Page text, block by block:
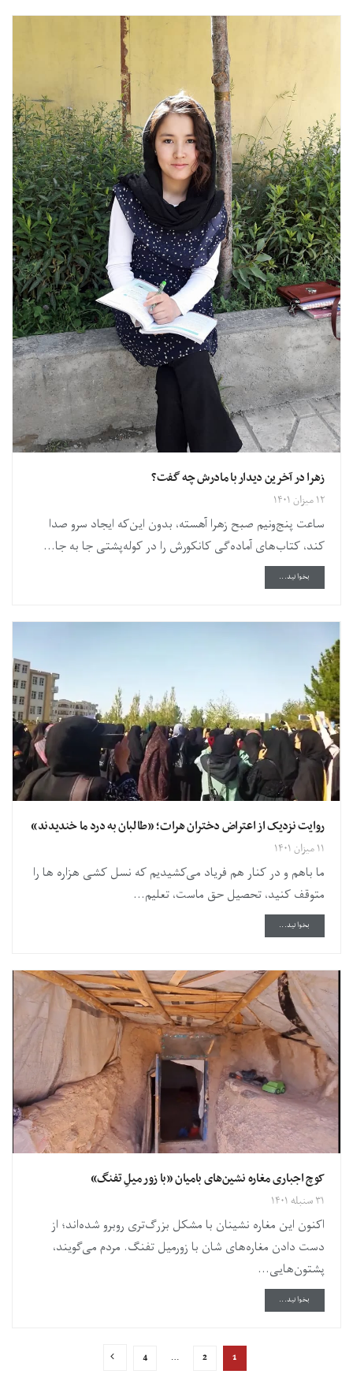
زهرا در آخرین دیدار با مادرش چه گفت؟
۱۲ میزان ۱۴۰۱
ساعت پنج‌ونیم صبح زهرا آهسته، بدون این‌که ایجاد سرو صدا
کند، کتاب‌های آماده‌گی کانکورش را در کوله‌پشتی جا به جا...
بخوانید...
روایت نزدیک از اعتراض دختران هرات؛ «طالبان به درد ما خندیدند»
۱۱ میزان ۱۴۰۱
ما باهم و در کنار هم فریاد می‌کشیدیم که نسل کشی هزاره ها را
متوقف کنید، تحصیل حق ماست، تعلیم...
بخوانید...
کوچ اجباری مغاره نشین‌های بامیان «با زور میلِ تفنگ»
۳۱ سنبله ۱۴۰۱
اکنون این مغاره نشینان با مشکل بزرگ‌تری روبرو شده‌اند؛ از
دست دادن مغاره‌های شان با زورمیل تفنگ. مردم می‌گویند،
پشتون‌هایی...
بخوانید...
1
2
…
4